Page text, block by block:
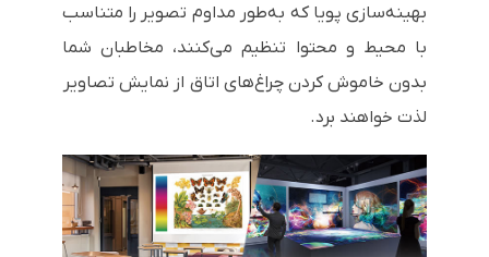
بهینه‌سازی پویا که به‌طور مداوم تصویر را متناسب
با محیط و محتوا تنظیم می‌کنند، مخاطبان شما
بدون خاموش کردن چراغ‌های اتاق از نمایش تصاویر
لذت خواهند برد.